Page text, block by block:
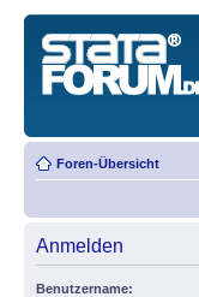
Foren-Übersicht
Anmelden
Benutzername: